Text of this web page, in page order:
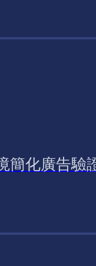
簡化廣告驗